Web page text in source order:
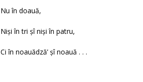
Nu în doauă,
Nişi în tri şî nişi în patru,
Ci în noauădză’ şî noauă . . .